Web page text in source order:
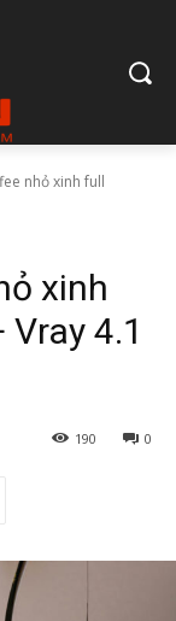
nhỏ xinh full
xinh
4.1
0
190